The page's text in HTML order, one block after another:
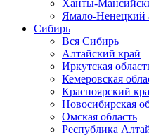
Ханты-
Ямало-Ненецкий
Сибирь
Вся Сибирь
Алтайский край
Иркутская
Кемеровская
Красноярский
Новосибирская
Омская область
Республика